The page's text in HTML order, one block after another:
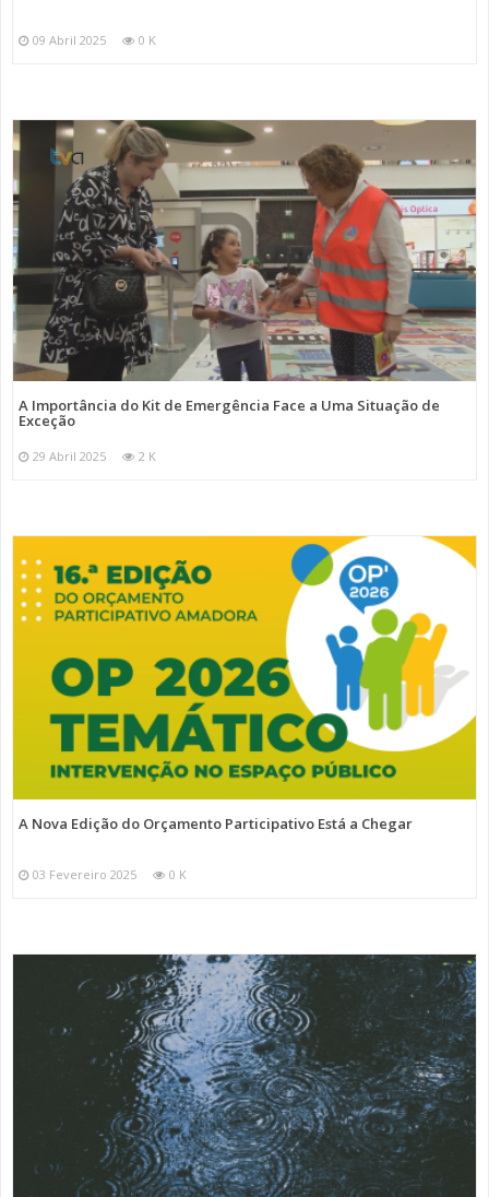
09 Abril 2025 0 K
A Importância do Kit de Emergência Face a Uma Situação de
Exceção
29 Abril 2025 2 K
A Nova Edição do Orçamento Participativo Está a Chegar
03 Fevereiro 2025 0 K